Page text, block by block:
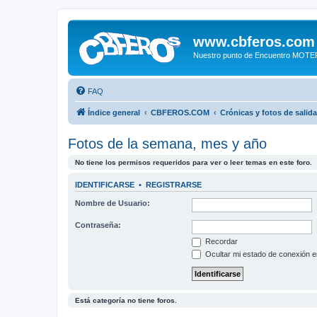
www.cbferos.com
Nuestro punto de Encuentro
FAQ
Índice general CBFEROS.COM Crónicas y fotos de
Fotos de la semana, mes y año
No tiene los permisos requeridos para ver o leer temas en este foro.
IDENTIFICARSE • REGISTRARSE
Nombre de Usuario:
Contraseña:
Recordar
Ocultar mi estado de conexión
Está categoría no tiene foros.